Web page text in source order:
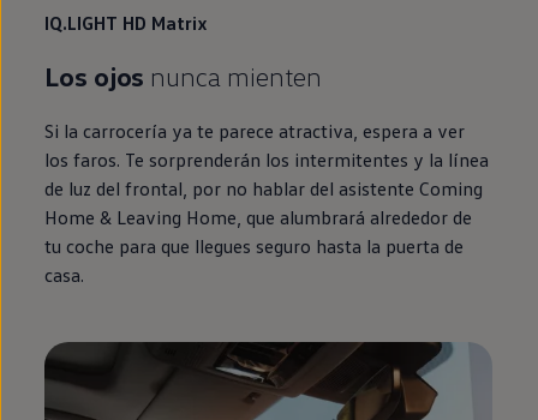
IQ.LIGHT HD Matrix
Los ojos nunca mienten
Si la carrocería ya te parece atractiva, espera a ver
los faros. Te sorprenderán los intermitentes y la línea
de luz del frontal, por no hablar del asistente Coming
Home & Leaving Home , que alumbrará alrededor de
tu coche para que llegues seguro hasta la puerta de
casa.